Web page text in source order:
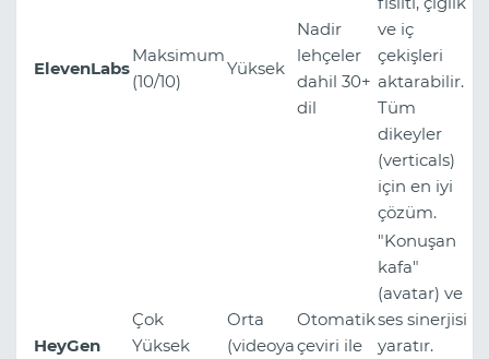
ElevenLabs
Maksimum
(10/10)
Yüksek
Nadir
lehçeler
dahil 30+
dil
ve iç
çekişleri
aktarabilir.
Tüm
dikeyler
(verticals)
için en iyi
çözüm.
HeyGen
Çok
Yüksek
Orta
(videoya
Otomatik
çeviri ile
"Konuşan
kafa"
(avatar) ve
ses sinerjisi
yaratır.